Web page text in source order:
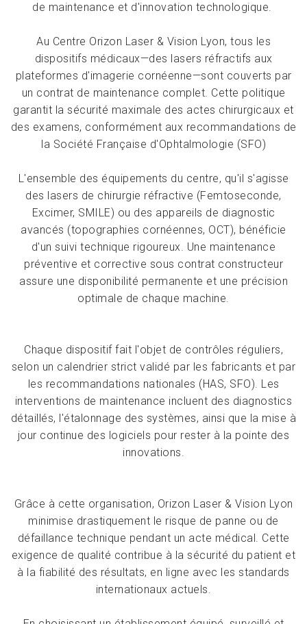
de maintenance et d'innovation technologique.
Au Centre Orizon Laser & Vision Lyon, tous les
dispositifs médicaux—des lasers réfractifs aux
plateformes d'imagerie cornéenne—sont couverts par
un contrat de maintenance complet. Cette politique
garantit la sécurité maximale des actes chirurgicaux et
des examens, conformément aux recommandations de
la Société Française d'Ophtalmologie (SFO)
L'ensemble des équipements du centre, qu'il s'agisse
des lasers de chirurgie réfractive (Femtoseconde,
Excimer, SMILE) ou des appareils de diagnostic
avancés (topographies cornéennes, OCT), bénéficie
d'un suivi technique rigoureux. Une maintenance
préventive et corrective sous contrat constructeur
assure une disponibilité permanente et une précision
optimale de chaque machine.
Chaque dispositif fait l'objet de contrôles réguliers,
selon un calendrier strict validé par les fabricants et par
les recommandations nationales (HAS, SFO). Les
interventions de maintenance incluent des diagnostics
détaillés, l'étalonnage des systèmes, ainsi que la mise à
jour continue des logiciels pour rester à la pointe des
innovations.
Grâce à cette organisation, Orizon Laser & Vision Lyon
minimise drastiquement le risque de panne ou de
défaillance technique pendant un acte médical. Cette
exigence de qualité contribue à la sécurité du patient et
à la fiabilité des résultats, en ligne avec les standards
internationaux actuels.